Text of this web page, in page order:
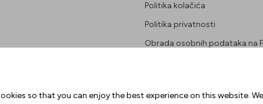
so that you can enjoy the best experience on this
Politika kolačića
Politika privatnosti
Obrada osobnih podataka na